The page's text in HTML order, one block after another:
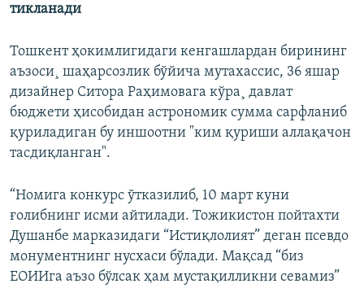
тикланади
Тошкент ҳокимлигидаги кенгашлардан бирининг
аъзоси¸ шаҳарсозлик бўйича мутахассис, 36 яшар
дизайнер Ситора Раҳимовага кўра¸ давлат
бюджети ҳисобидан астрономик сумма сарфланиб
қуриладиган бу иншоотни "ким қуриши аллақачон
тасдиқланган".
“Номига конкурс ўтказилиб, 10 март куни
ғолибнинг исми айтилади. Тожикистон пойтахти
Душанбе марказидаги “Истиқлолият” деган псевдо
монументнинг нусхаси бўлади. Мақсад “биз
ЕОИИга аъзо бўлсак ҳам мустақилликни севамиз”